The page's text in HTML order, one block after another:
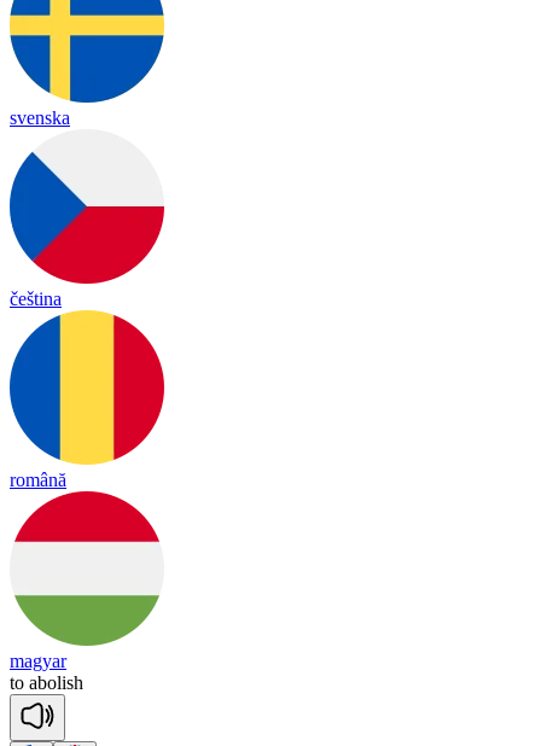
svenska
čeština
română
magyar
to abolish